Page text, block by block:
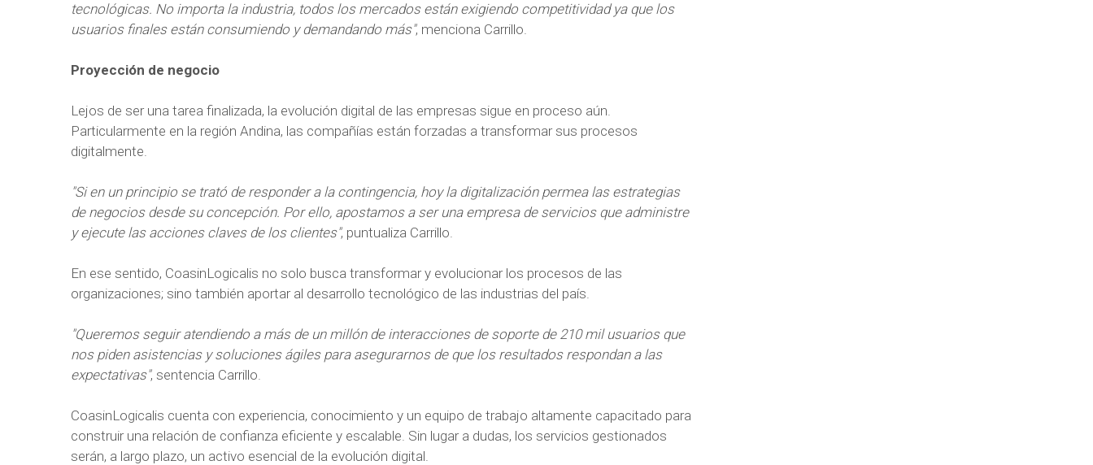
tecnológicas. No importa la industria, todos los mercados están exigiendo competitividad ya que los
usuarios finales están consumiendo y demandando más", menciona Carrillo.
Proyección de negocio
Lejos de ser una tarea finalizada, la evolución digital de las empresas sigue en proceso aún.
Particularmente en la región Andina, las compañías están forzadas a transformar sus procesos
digitalmente.
"Si en un principio se trató de responder a la contingencia, hoy la digitalización permea las estrategias
de negocios desde su concepción. Por ello, apostamos a ser una empresa de servicios que administre
y ejecute las acciones claves de los clientes", puntualiza Carrillo.
En ese sentido, CoasinLogicalis no solo busca transformar y evolucionar los procesos de las
organizaciones; sino también aportar al desarrollo tecnológico de las industrias del país.
"Queremos seguir atendiendo a más de un millón de interacciones de soporte de 210 mil usuarios que
nos piden asistencias y soluciones ágiles para asegurarnos de que los resultados respondan a las
expectativas", sentencia Carrillo.
CoasinLogicalis cuenta con experiencia, conocimiento y un equipo de trabajo altamente capacitado para
construir una relación de confianza eficiente y escalable. Sin lugar a dudas, los servicios gestionados
serán, a largo plazo, un activo esencial de la evolución digital.